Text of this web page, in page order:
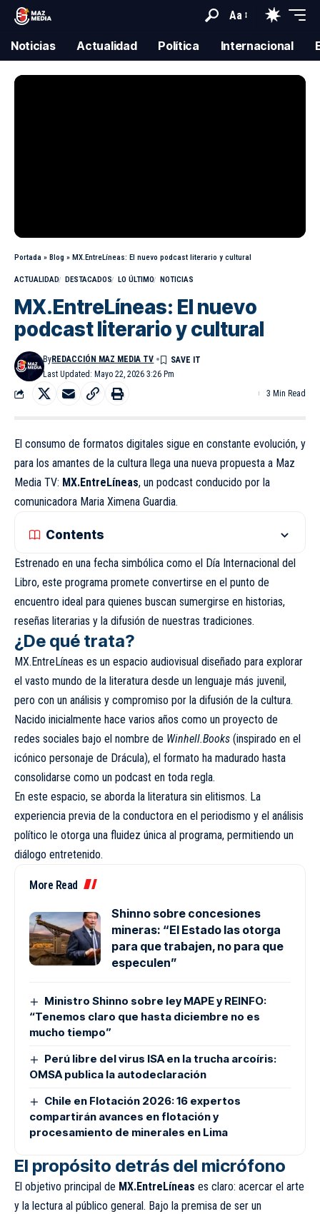
Aa
Noticias Actualidad Política Internacional
Portada » Blog » MX.EntreLíneas: El nuevo podcast literario y cultural
ACTUALIDAD DESTACADOS LO ÚLTIMO NOTICIAS
MX.EntreLíneas: El nuevo
podcast literario y cultural
Last Updated: Mayo 22, 2026 3:26 Pm
ByREDACCIÓN MAZ MEDIA TV
3 Min Read
El consumo de formatos digitales sigue en constante evolución, y
para los amantes de la cultura llega una nueva propuesta a Maz
Media TV: MX.EntreLíneas, un podcast conducido por la
comunicadora Maria Ximena Guardia.
Contents
Estrenado en una fecha simbólica como el Día Internacional del
Libro, este programa promete convertirse en el punto de
encuentro ideal para quienes buscan sumergirse en historias,
reseñas literarias y la difusión de nuestras tradiciones.
¿De qué trata?
MX.EntreLíneas es un espacio audiovisual diseñado para explorar
el vasto mundo de la literatura desde un lenguaje más juvenil,
pero con un análisis y compromiso por la difusión de la cultura.
Nacido inicialmente hace varios años como un proyecto de
redes sociales bajo el nombre de Winhell.Books (inspirado en el
icónico personaje de Drácula), el formato ha madurado hasta
consolidarse como un podcast en toda regla.
En este espacio, se aborda la literatura sin elitismos. La
experiencia previa de la conductora en el periodismo y el análisis
político le otorga una fluidez única al programa, permitiendo un
diálogo entretenido.
More Read
Shinno sobre concesiones
mineras: “El Estado las otorga
para que trabajen, no para que
especulen”
Ministro Shinno sobre ley MAPE y REINFO:
“Tenemos claro que hasta diciembre no es
mucho tiempo”
Perú libre del virus ISA en la trucha arcoíris:
OMSA publica la autodeclaración
Chile en Flotación 2026: 16 expertos
compartirán avances en flotación y
procesamiento de minerales en Lima
El propósito detrás del micrófono
El objetivo principal de MX.EntreLíneas es claro: acercar el arte
y la lectura al público general. Bajo la premisa de ser un